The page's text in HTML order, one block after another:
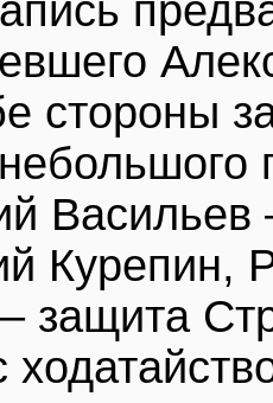
стороны
Курепин,
защита